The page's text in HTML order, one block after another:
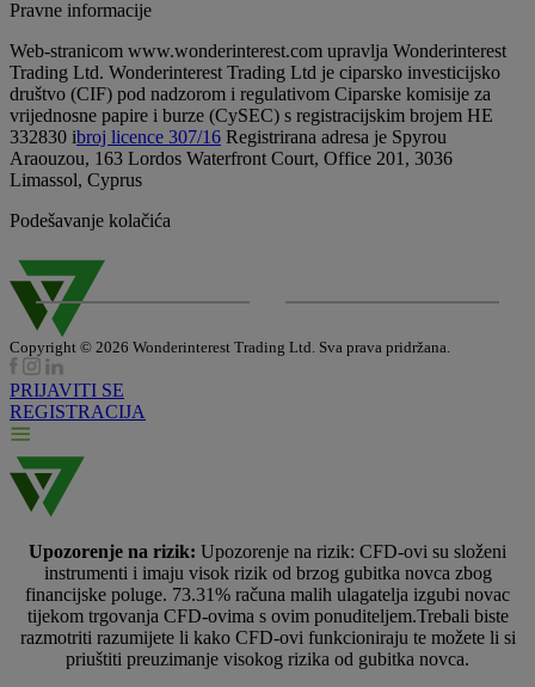
Pravne informacije
Web-stranicom www.wonderinterest.com upravlja Wonderinterest
Trading Ltd. Wonderinterest Trading Ltd je ciparsko investicijsko
društvo (CIF) pod nadzorom i regulativom Ciparske komisije za
vrijednosne papire i burze (CySEC) s registracijskim brojem HE
332830 ibroj licence 307/16 Registrirana adresa je Spyrou
Araouzou, 163 Lordos Waterfront Court, Office 201, 3036
Limassol, Cyprus
Podešavanje kolačića
Copyright © 2026 Wonderinterest Trading Ltd. Sva prava pridržana.
PRIJAVITI SE
REGISTRACIJA
Upozorenje na rizik: Upozorenje na rizik: CFD-ovi su složeni
instrumenti i imaju visok rizik od brzog gubitka novca zbog
financijske poluge. 73.31% računa malih ulagatelja izgubi novac
tijekom trgovanja CFD-ovima s ovim ponuditeljem.Trebali biste
razmotriti razumijete li kako CFD-ovi funkcioniraju te možete li si
priuštiti preuzimanje visokog rizika od gubitka novca.